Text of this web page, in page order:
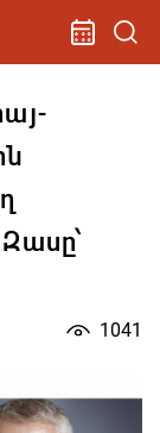
1041